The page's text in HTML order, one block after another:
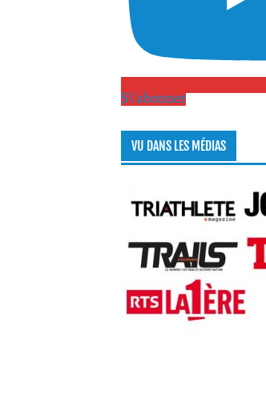
S\'abonner
VU DANS LES MÉDIAS